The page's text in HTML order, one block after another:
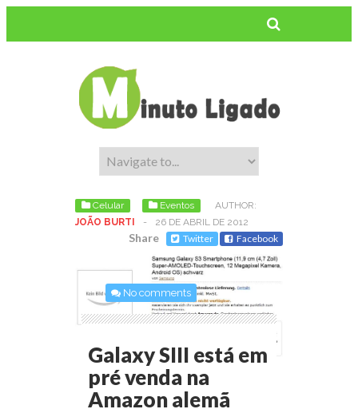
Celular Eventos
AUTHOR:
JOÃO BURTI
- 26 DE ABRIL DE 2012
Share Twitter Facebook
No comments
Galaxy SIII está em
pré venda na
Amazon alemã